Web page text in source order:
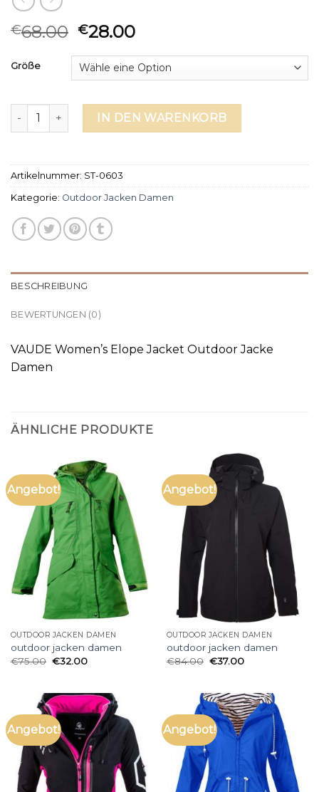
€68.00 €28.00
Größe
outdoor jacken damen Menge
IN DEN WARENKORB
Artikelnummer: ST-0603
Kategorie: Outdoor Jacken Damen
BESCHREIBUNG
BEWERTUNGEN (0)
VAUDE Women’s Elope Jacket Outdoor Jacke
Damen
ÄHNLICHE PRODUKTE
Angebot!
OUTDOOR JACKEN DAMEN
outdoor jacken damen
€75.00 €32.00
Angebot!
OUTDOOR JACKEN DAMEN
outdoor jacken damen
€84.00 €37.00
Angebot! Angebot!